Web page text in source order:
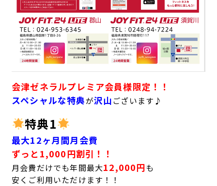
会津ゼネラルプレミア会員様限定！！
スペシャルな特典が沢山ございます♪
特典1
最大12ヶ月間月会費
ずっと1,000円割引！！
月会費だけでも年間最大12,000円も
安くご利用いただけます！！